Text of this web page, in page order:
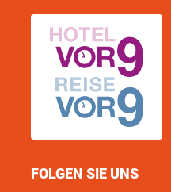
FOLGEN SIE UNS